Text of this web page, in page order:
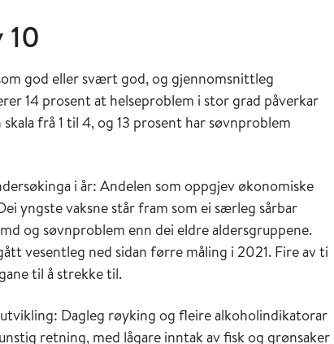
god eller svært god, og gjennomsnittleg
14 prosent at helseproblem i stor grad påverkar
frå 1 til 4, og 13 prosent har søvnproblem
i år: Andelen som oppgjev økonomiske
yngste vaksne står fram som ei særleg sårbar
og søvnproblem enn dei eldre aldersgruppene.
vesentleg ned sidan førre måling i 2021. Fire av ti
til å strekke til.
Dagleg røyking og fleire alkoholindikatorar
retning, med lågare inntak av fisk og grønsaker